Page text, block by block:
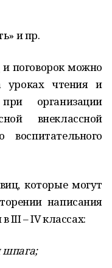
и пр.
поговорок можно
уроках чтения и
организации
внеклассной
которые могут
написания
III – IV классах:
шпага;